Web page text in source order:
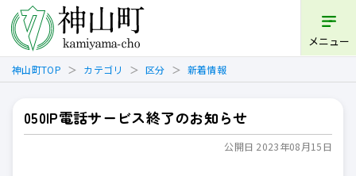
メニュー
神山町TOP カテゴリ 区分 新着情報
050IP電話サービス終了のお知らせ
公開日 2023年08月15日